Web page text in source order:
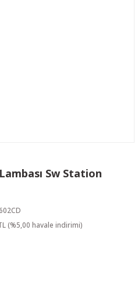
Sw Station
(%5,00 havale indirimi)